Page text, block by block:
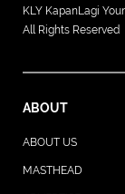
KLY KapanLagi
All Rights Reserved
ABOUT
ABOUT US
MASTHEAD